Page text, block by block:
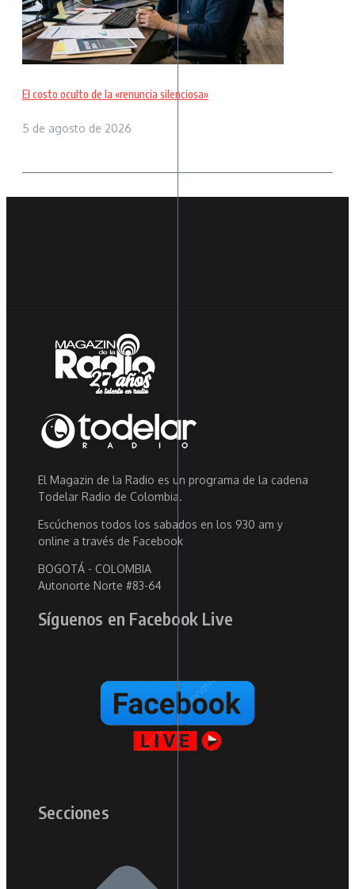
El costo oculto de la «renuncia silenciosa»
5 de agosto de 2026
El Magazin de la Radio es un programa de la cadena
Todelar Radio de Colombia.
Escúchenos todos los sabados en los 930 am y
online a través de Facebook
BOGOTÁ - COLOMBIA
Autonorte Norte #83-64
Síguenos en Facebook Live
Secciones